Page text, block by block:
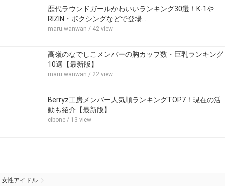
歴代ラウンドガールかわいいランキング30選！K-1や
RIZIN・ボクシングなどで登場…
maru.wanwan / 42 view
高嶺のなでしこメンバーの胸カップ数・巨乳ランキング
10選【最新版】
maru.wanwan / 22 view
Berryz工房メンバー人気順ランキングTOP7！現在の活
動も紹介【最新版】
cibone / 13 view
女性アイドル